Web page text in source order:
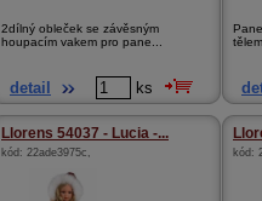
2dílný obleček se závěsným
houpacím vakem pro pane...
detail ks
Llorens 54037 - Lucia -...
kód: 22ade3975c , kód: